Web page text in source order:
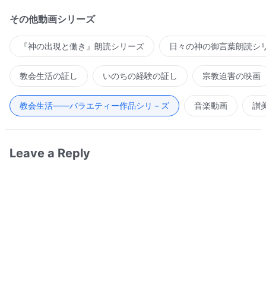
その他動画シリーズ
『神の出現と働き』朗読シリーズ 日々の神の御言葉朗読シ
教会生活の証し いのちの経験の証し 宗教迫害の映画
教会生活――バラエティー作品シリ－ズ 音楽動画 讃
Leave a Reply